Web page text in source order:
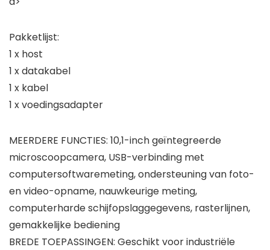
Pakketlijst:
1 x host
1 x datakabel
1 x kabel
1 x voedingsadapter
MEERDERE FUNCTIES: 10,1-inch geïntegreerde
microscoopcamera, USB-verbinding met
computersoftwaremeting, ondersteuning van foto-
en video-opname, nauwkeurige meting,
computerharde schijfopslaggegevens, rasterlijnen,
gemakkelijke bediening
BREDE TOEPASSINGEN: Geschikt voor industriële